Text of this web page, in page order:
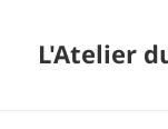
L'Atelier